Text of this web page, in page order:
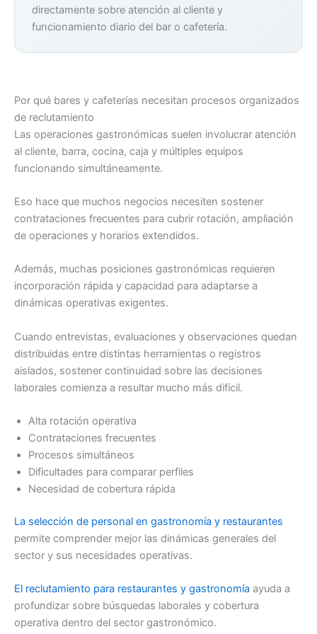
directamente sobre atención al cliente y
funcionamiento diario del bar o cafetería.
Por qué bares y cafeterías necesitan procesos organizados
de reclutamiento
Las operaciones gastronómicas suelen involucrar atención
al cliente, barra, cocina, caja y múltiples equipos
funcionando simultáneamente.
Eso hace que muchos negocios necesiten sostener
contrataciones frecuentes para cubrir rotación, ampliación
de operaciones y horarios extendidos.
Además, muchas posiciones gastronómicas requieren
incorporación rápida y capacidad para adaptarse a
dinámicas operativas exigentes.
Cuando entrevistas, evaluaciones y observaciones quedan
distribuidas entre distintas herramientas o registros
aislados, sostener continuidad sobre las decisiones
laborales comienza a resultar mucho más difícil.
Alta rotación operativa
Contrataciones frecuentes
Procesos simultáneos
Dificultades para comparar perfiles
Necesidad de cobertura rápida
La selección de personal en gastronomía y restaurantes
permite comprender mejor las dinámicas generales del
sector y sus necesidades operativas.
El reclutamiento para restaurantes y gastronomía ayuda a
profundizar sobre búsquedas laborales y cobertura
operativa dentro del sector gastronómico.